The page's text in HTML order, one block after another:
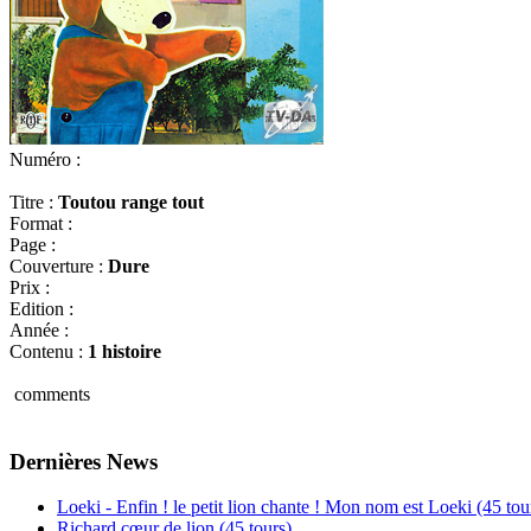
Numéro :
Titre : Toutou range tout
Format :
Page :
Couverture : Dure
Prix :
Edition :
Année :
Contenu : 1 histoire
comments
Dernières News
Loeki - Enfin ! le petit lion chante ! Mon nom est Loeki (45